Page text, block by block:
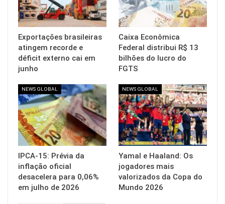
Exportações brasileiras
atingem recorde e
déficit externo cai em
junho
Caixa Econômica
Federal distribui R$ 13
bilhões do lucro do
FGTS
NEWS GLOBAL
IPCA-15: Prévia da
inflação oficial
desacelera para 0,06%
em julho de 2026
NEWS GLOBAL
Yamal e Haaland: Os
jogadores mais
valorizados da Copa do
Mundo 2026